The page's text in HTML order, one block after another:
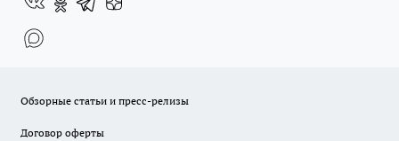
Обзорные статьи и пресс-релизы
Договор оферты